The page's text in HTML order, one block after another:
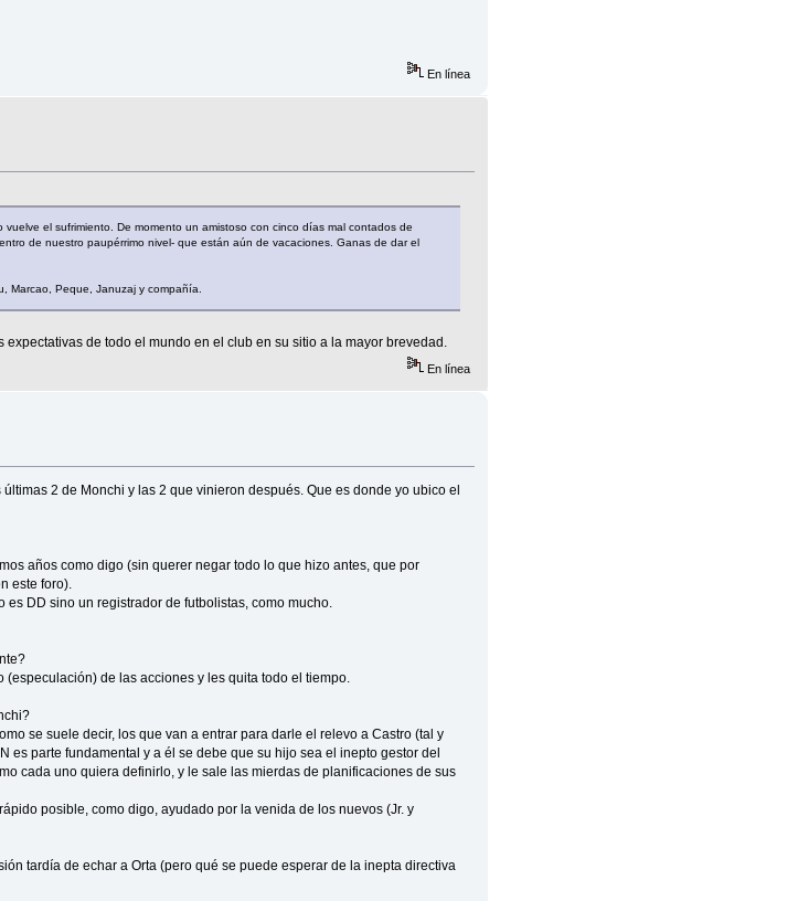
En línea
el sufrimiento. De momento un amistoso con cinco días mal contados de
de nuestro paupérrimo nivel- que están aún de vacaciones. Ganas de dar el
Marcao, Peque, Januzaj y compañía.
de todo el mundo en el club en su sitio a la mayor brevedad.
En línea
2 de Monchi y las 2 que vinieron después. Que es donde yo ubico el
años como digo (sin querer negar todo lo que hizo antes, que por
este foro).
DD sino un registrador de futbolistas, como mucho.
de las acciones y les quita todo el tiempo.
se suele decir, los que van a entrar para darle el relevo a Castro (tal y
es parte fundamental y a él se debe que su hijo sea el inepto gestor del
cada uno quiera definirlo, y le sale las mierdas de planificaciones de sus
posible, como digo, ayudado por la venida de los nuevos (Jr. y
tardía de echar a Orta (pero qué se puede esperar de la inepta directiva